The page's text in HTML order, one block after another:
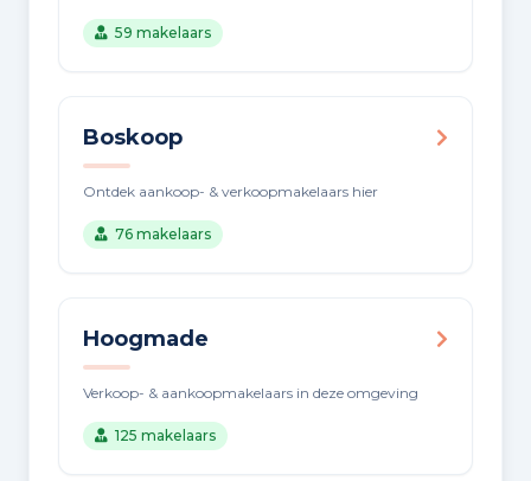
59 makelaars
Boskoop
Ontdek aankoop- & verkoopmakelaars hier
76 makelaars
Hoogmade
Verkoop- & aankoopmakelaars in deze omgeving
125 makelaars